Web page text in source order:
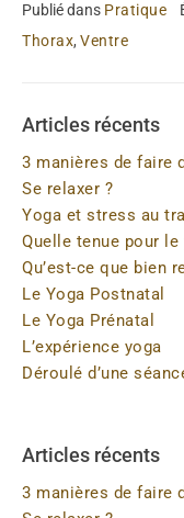
Publié dans Pratique
Thorax, Ventre
Articles récents
3 manières de faire
Se relaxer ?
Yoga et stress au
Quelle tenue pour le
Qu’est-ce que bien
Le Yoga Postnatal
Le Yoga Prénatal
L’expérience yoga
Déroulé d’une
Articles récents
3 manières de faire